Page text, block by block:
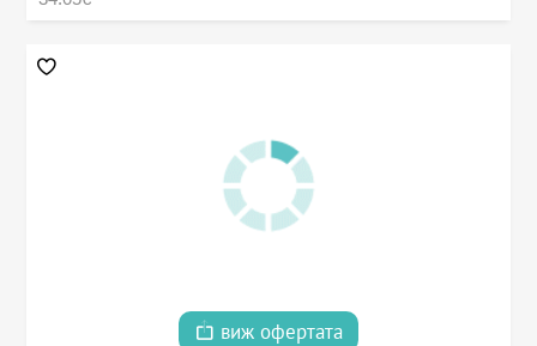
виж офертата